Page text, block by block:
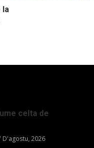
la
celta de
D'agostu, 2026